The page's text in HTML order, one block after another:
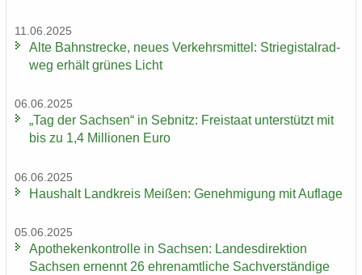
11.06.2025
Alte Bahn­stre­cke, neues Ver­kehrs­mit­tel: Strie­gi­st­al­rad­
weg er­hält grü­nes Licht
06.06.2025
„Tag der Sach­sen“ in Seb­nitz: Frei­staat un­ter­stützt mit
bis zu 1,4 Mil­lio­nen Euro
06.06.2025
Haus­halt Land­kreis Mei­ßen: Ge­neh­mi­gung mit Auf­la­ge
05.06.2025
Apo­the­ken­kon­trol­le in Sach­sen: Lan­des­di­rek­ti­on
Sach­sen er­nennt 26 eh­ren­amt­li­che Sach­ver­stän­di­ge